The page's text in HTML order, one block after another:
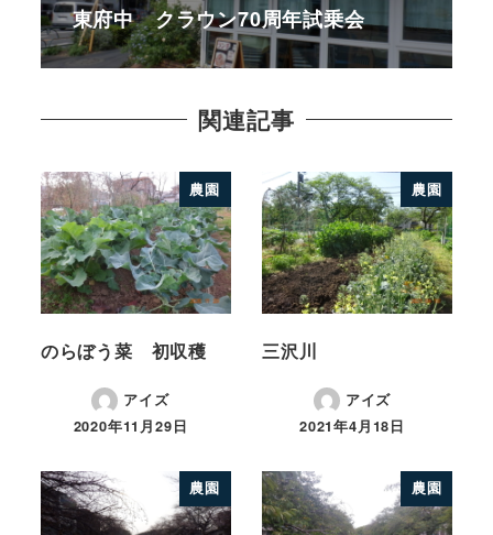
東府中 クラウン70周年試乗会
関連記事
農園
のらぼう菜 初収穫
アイズ
2020年11月29日
農園
三沢川
アイズ
2021年4月18日
農園 農園